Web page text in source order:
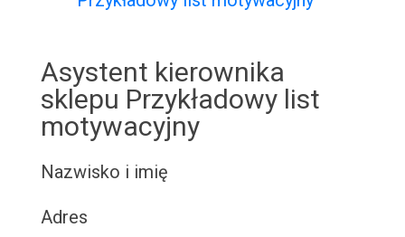
Asystent kierownika
sklepu Przykładowy list
motywacyjny
Nazwisko i imię
Adres